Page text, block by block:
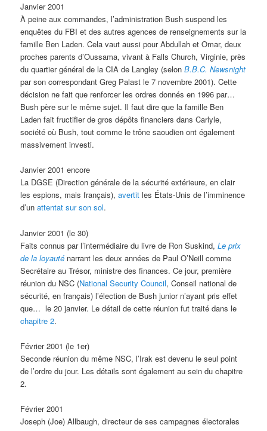
Janvier 2001
À peine aux commandes, l’administration Bush suspend les
enquêtes du FBI et des autres agences de renseignements sur la
famille Ben Laden. Cela vaut aussi pour Abdullah et Omar, deux
proches parents d’Oussama, vivant à Falls Church, Virginie, près
du quartier général de la CIA de Langley (selon B.B.C. Newsnight
par son correspondant Greg Palast le 7 novembre 2001). Cette
décision ne fait que renforcer les ordres donnés en 1996 par…
Bush père sur le même sujet. Il faut dire que la famille Ben
Laden fait fructifier de gros dépôts financiers dans Carlyle,
société où Bush, tout comme le trône saoudien ont également
massivement investi.
Janvier 2001 encore
La DGSE (Direction générale de la sécurité extérieure, en clair
les espions, mais français),avertit les États-Unis de l’imminence
d’unattentat sur son sol.
Janvier 2001 (le 30)
Faits connus par l’intermédiaire du livre de Ron Suskind,Le prix
de la loyauté narrant les deux années de Paul O’Neill comme
Secrétaire au Trésor, ministre des finances. Ce jour, première
réunion du NSC (National Security Council, Conseil national de
sécurité, en français) l’élection de Bush junior n’ayant pris effet
que… le 20 janvier. Le détail de cette réunion fut traité dans le
chapitre 2.
Février 2001 (le 1er)
Seconde réunion du même NSC, l’Irak est devenu le seul point
de l’ordre du jour. Les détails sont également au sein du chapitre
2.
Février 2001
Joseph (Joe) Allbaugh, directeur de ses campagnes électorales